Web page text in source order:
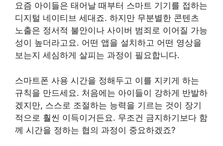
요즘 아이들은 태어날 때부터 스마트 기기를 접하는
디지털 네이티브 세대죠. 하지만 무분별한 콘텐츠
노출은 정서적 불안이나 사이버 범죄로 이어질 가능
성이 높더라고요. 어떤 앱을 설치하고 어떤 영상을
보는지 세심하게 살피는 과정이 필요합니다.
스마트폰 사용 시간을 정해두고 이를 지키게 하는
규칙을 만드세요. 처음에는 아이들이 강하게 반발하
겠지만, 스스로 조절하는 능력을 기르는 것이 장기
적으로 훨씬 이득이거든요. 무조건 금지하기보다 함
께 시간을 정하는 협의 과정이 중요하겠죠?